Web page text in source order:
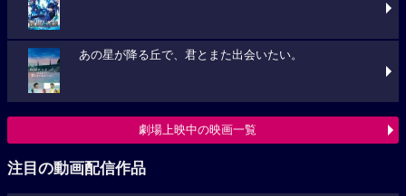
あの星が降る丘で、君とまた出会いたい。
劇場上映中の映画一覧
注目の動画配信作品